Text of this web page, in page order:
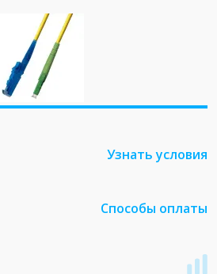
Узнать условия
Способы оплаты